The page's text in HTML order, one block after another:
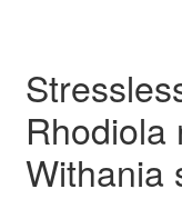
Rhodiola
Withania